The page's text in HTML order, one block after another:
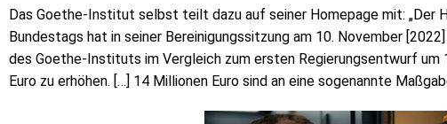
Das Goethe-Institut selbst teilt dazu auf seiner Homepage mit: „Der
Bundestags hat in seiner Bereinigungssitzung am 10. November
des Goethe-Instituts im Vergleich zum ersten Regierungsentwurf um
Euro zu erhöhen. […] 14 Millionen Euro sind an eine sogenannte